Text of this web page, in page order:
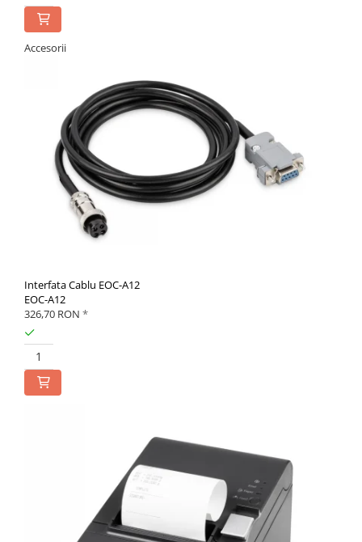
Accesorii
Interfata Cablu EOC-A12
EOC-A12
326,70 RON *